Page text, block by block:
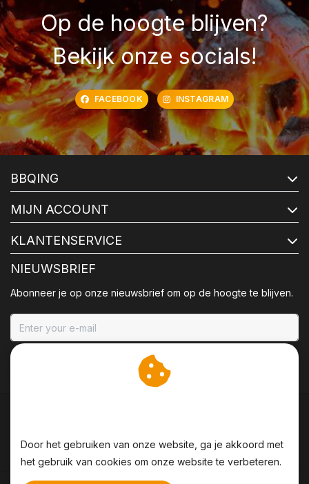
Op de hoogte blijven?
Bekijk onze socials!
FACEBOOK INSTAGRAM
BBQING
MIJN ACCOUNT
KLANTENSERVICE
NIEUWSBRIEF
Abonneer je op onze nieuwsbrief om op de hoogte te blijven.
Door het gebruiken van onze website, ga je akkoord met
het gebruik van cookies om onze website te verbeteren.